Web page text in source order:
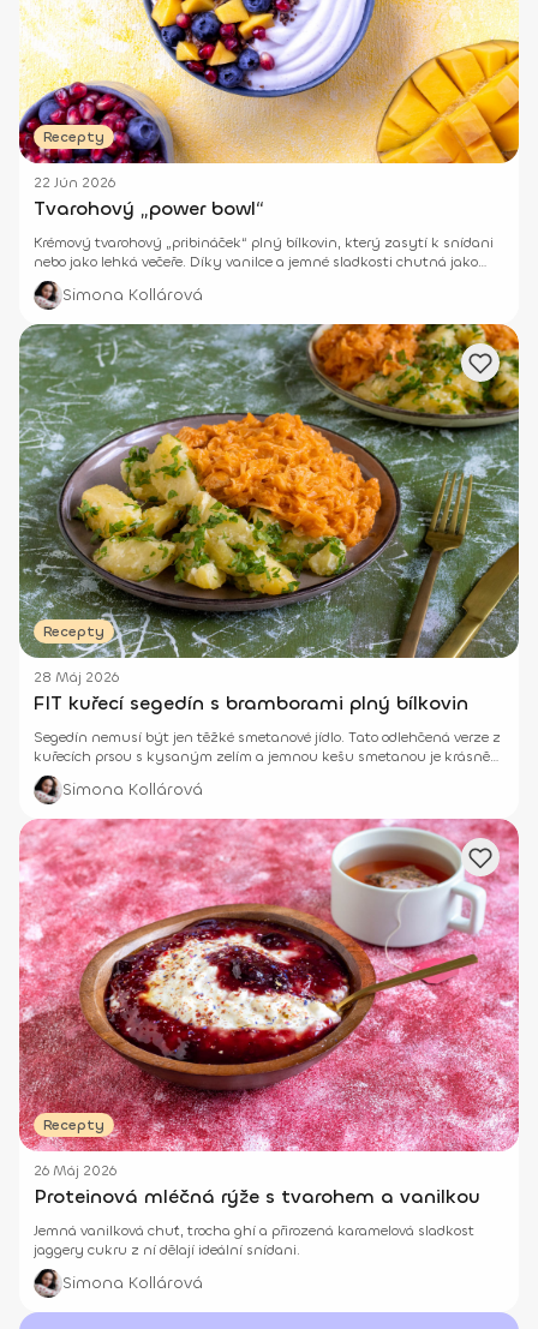
Recepty
22 Jún 2026
Tvarohový „power bowl“
Krémový tvarohový „pribináček“ plný bílkovin, který zasytí k snídani
nebo jako lehká večeře. Díky vanilce a jemné sladkosti chutná jako
„dezert“, zároveň však tělu dodá pořádnou dávku kvalitních živin.
Simona Kollárová
Recepty
28 Máj 2026
FIT kuřecí segedín s bramborami plný bílkovin
Segedín nemusí být jen těžké smetanové jídlo. Tato odlehčená verze z
kuřecích prsou s kysaným zelím a jemnou kešu smetanou je krásně
krémová, sytá a přitom bohatá na bílkoviny.
Simona Kollárová
Recepty
26 Máj 2026
Proteinová mléčná rýže s tvarohem a vanilkou
Jemná vanilková chuť, trocha ghí a přirozená karamelová sladkost
jaggery cukru z ní dělají ideální snídani.
Simona Kollárová